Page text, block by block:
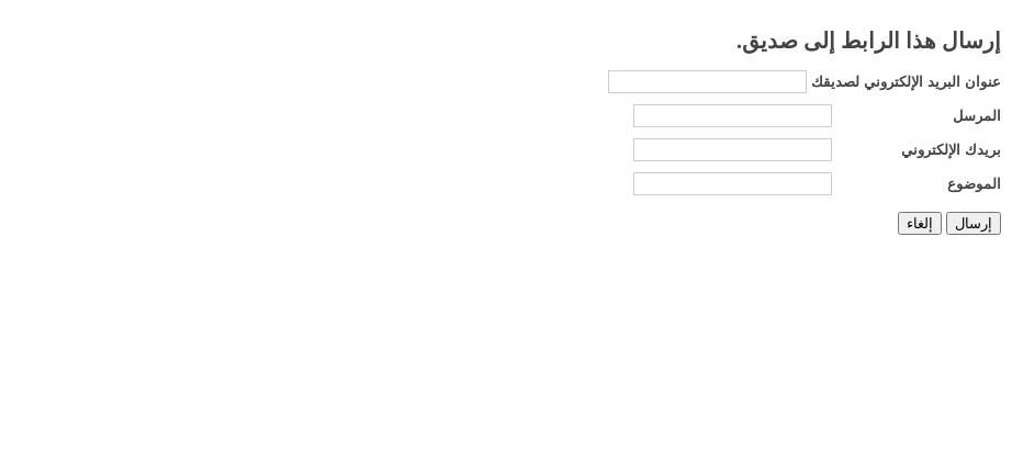
إرسال هذا الرابط إلى صديق.
عنوان البريد الإلكتروني لصديقك
المرسل
بريدك الإلكتروني
الموضوع
إرسال إلغاء